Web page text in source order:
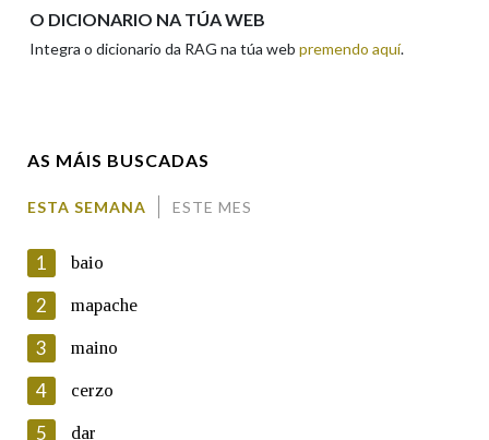
Apelidos
Enderezo electrónico
Comentario
O DICIONARIO NA TÚA WEB
Integra o dicionario da RAG na túa web premendo aquí.
AS MÁIS BUSCADAS
ESTA SEMANA ESTE MES
1 baio
2 mapache
3 maino
4 cerzo
5 dar